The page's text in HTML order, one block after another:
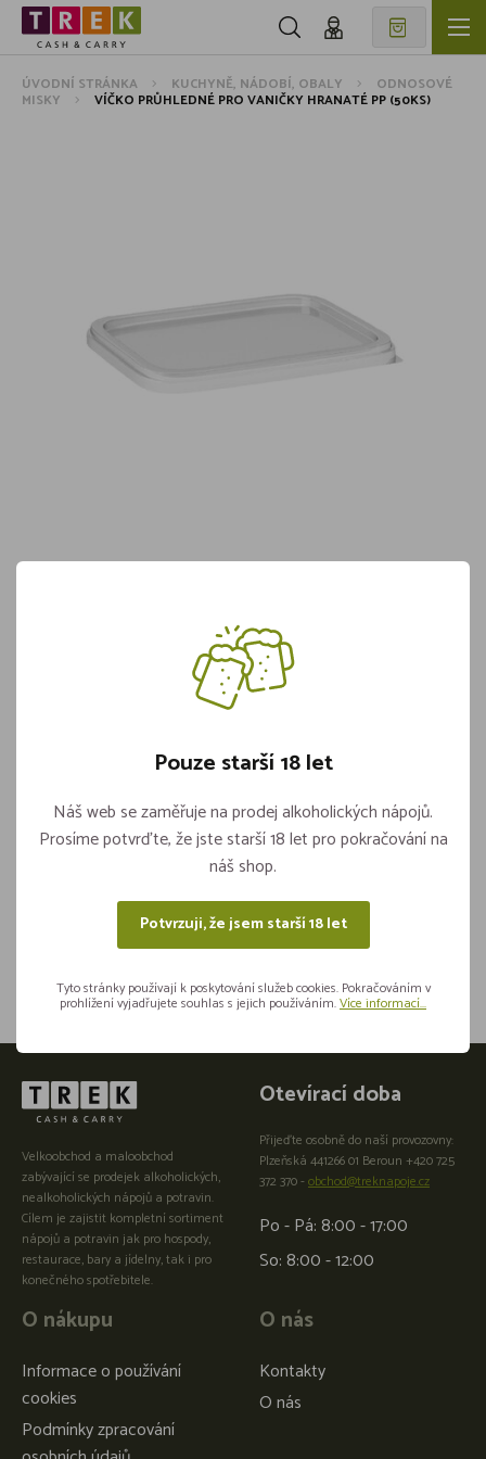
ÚVODNÍ STRÁNKA KUCHYNĚ, NÁDOBÍ, OBALY ODNOSOVÉ
MISKY VÍČKO PRŮHLEDNÉ PRO VANIČKY HRANATÉ PP (50KS)
ks Vložit do košíku
Sdílejte na sítích
Velkoobchod a maloobchod
zabývající se prodejek alkoholických,
nealkoholických nápojů a potravin.
Cílem je zajistit kompletní sortiment
nápojů a potravin jak pro hospody,
restaurace, bary a jídelny, tak i pro
konečného spotřebitele.
O nákupu
Informace o používání
cookies
Podmínky zpracování
O nás
Kontakty
O nás
Otevírací doba
Přijeďte osobně do naší provozovny:
Plzeňská 441266 01 Beroun +420 725
372 370 -obchod@treknapoje.cz
Po - Pá: 8:00 - 17:00
So: 8:00 - 12:00
Pouze starší 18 let
Náš web se zaměřuje na prodej alkoholických nápojů.
Prosíme potvrďte, že jste starší 18 let pro pokračování na
náš shop.
Potvrzuji, že jsem starší 18 let
Tyto stránky používají k poskytování služeb cookies. Pokračováním v
prohlížení vyjadřujete souhlas s jejich používáním.Více informací...